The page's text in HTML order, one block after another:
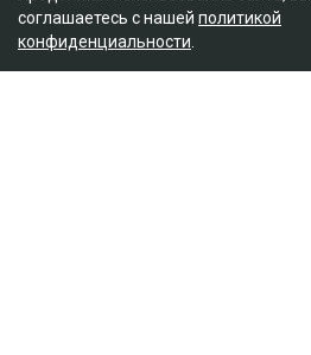
соглашаетесь с нашей политикой
конфиденциальности